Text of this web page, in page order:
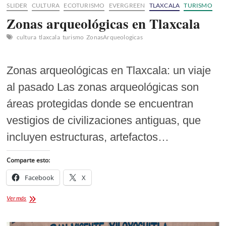
SLIDER CULTURA ECOTURISMO EVERGREEN TLAXCALA TURISMO
Zonas arqueológicas en Tlaxcala
cultura tlaxcala turismo ZonasArqueologicas
Zonas arqueológicas en Tlaxcala: un viaje
al pasado Las zonas arqueológicas son
áreas protegidas donde se encuentran
vestigios de civilizaciones antiguas, que
incluyen estructuras, artefactos…
Comparte esto:
Facebook X
Ver másZonas